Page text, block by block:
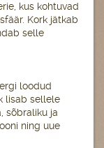
kus kohtuvad
Kork jätkab
selle
loodud
lisab sellele
sõbraliku ja
ning uue